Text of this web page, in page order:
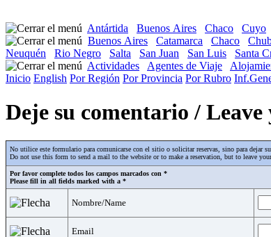
Antártida Buenos Aires Chaco Cuyo
Buenos Aires
Catamarca Chaco
Neuquén
Rio Negro Salta San Juan San Luis Santa
Actividades
Agentes de Viaje
Inicio English Por Región Por Provincia Por Rubro
Deje su comentario /
No utilice este formulario para comunicarse con el sitio o solicitar reservas, sino para dejar
Do not use this form to send a mail to the website or to make a reservation, but to leave
Por favor complete todos los campos marcados con *
Please fill in all fields marked with a *
Nombre/Name
Email